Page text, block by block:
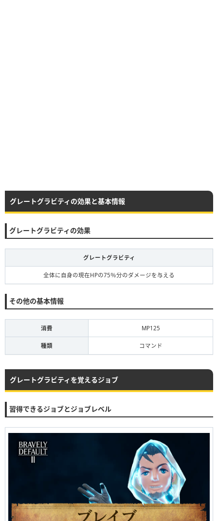
グレートグラビティの効果と基本情報
グレートグラビティの効果
グレートグラビティ
全体に自身の現在HPの75％分のダメージを与える
その他の基本情報
消費 MP125
種類 コマンド
グレートグラビティを覚えるジョブ
習得できるジョブとジョブレベル